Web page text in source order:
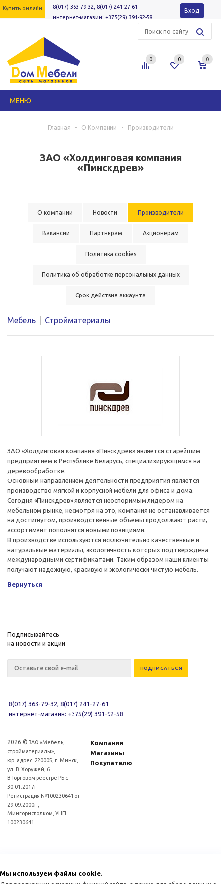
Купить онлайн Вход
8(017) 363-79-32, 8(017) 241-27-61
интернет-магазин: +375(29) 391-92-58
0 0 0
МЕНЮ
Главная - О Компании - Производители
ЗАО «Холдинговая компания
«Пинскдрев»
О компании Новости Производители
Вакансии Партнерам Акционерам
Политика cookies
Политика об обработке персональных данных
Срок действия аккаунта
Мебель Стройматериалы
ЗАО «Холдинговая компания «Пинскдрев» является старейшим
предприятием в Республике Беларусь, специализирующимся на
деревообработке.
Основным направлением деятельности предприятия является
производство мягкой и корпусной мебели для офиса и дома.
Сегодня «Пинскдрев» является неоспоримым лидером на
мебельном рынке, несмотря на это, компания не останавливается
на достигнутом, производственные объемы продолжают расти,
ассортимент пополнятся новыми позициями.
В производстве используются исключительно качественные и
натуральные материалы, экологичность которых подтверждена
международными сертификатами. Таким образом наши клиенты
получают надежную, красивую и экологически чистую мебель.
Вернуться
Подписывайтесь
на новости и акции
8(017) 363-79-32, 8(017) 241-27-61
интернет-магазин: +375(29) 391-92-58
2026 © ЗАО «Мебель,
стройматериалы»,
юр. адрес: 220005, г. Минск,
ул. В. Хоружей, 6.
В Торговом реестре РБ с
30.01.2017г.
Регистрация №100230641 от
29.09.2000г.,
Мингорисполком, УНП
100230641
Компания
Магазины
Покупателю
(017)3771393
Мы используем файлы cookie.